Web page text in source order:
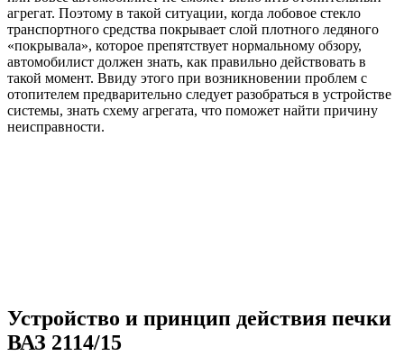
агрегат. Поэтому в такой ситуации, когда лобовое стекло
транспортного средства покрывает слой плотного ледяного
«покрывала», которое препятствует нормальному обзору,
автомобилист должен знать, как правильно действовать в
такой момент. Ввиду этого при возникновении проблем с
отопителем предварительно следует разобраться в устройстве
системы, знать схему агрегата, что поможет найти причину
неисправности.
Устройство и принцип действия печки
ВАЗ 2114/15